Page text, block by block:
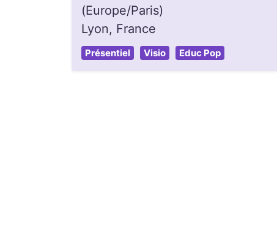
(Europe/Paris)
Lyon, France
Présentiel Visio Educ Pop